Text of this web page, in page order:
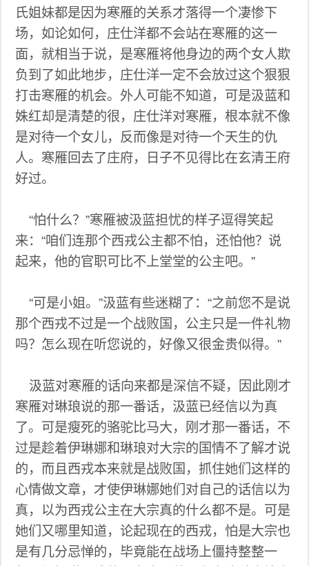
氏姐妹都是因为寒雁的关系才落得一个凄惨下
场，如论如何，庄仕洋都不会站在寒雁的这一
面，就相当于说，是寒雁将他身边的两个女人欺
负到了如此地步，庄仕洋一定不会放过这个狠狠
打击寒雁的机会。外人可能不知道，可是汲蓝和
姝红却是清楚的很，庄仕洋对寒雁，根本就不像
是对待一个女儿，反而像是对待一个天生的仇
人。寒雁回去了庄府，日子不见得比在玄清王府
好过。
“怕什么？”寒雁被汲蓝担忧的样子逗得笑起
来：“咱们连那个西戎公主都不怕，还怕他？说
起来，他的官职可比不上堂堂的公主吧。”
“可是小姐。”汲蓝有些迷糊了：“之前您不是说
那个西戎不过是一个战败国，公主只是一件礼物
吗？怎么现在听您说的，好像又很金贵似得。”
汲蓝对寒雁的话向来都是深信不疑，因此刚才
寒雁对琳琅说的那一番话，汲蓝已经信以为真
了。可是瘦死的骆驼比马大，刚才那一番话，不
过是趁着伊琳娜和琳琅对大宗的国情不了解才说
的，而且西戎本来就是战败国，抓住她们这样的
心情做文章，才使伊琳娜她们对自己的话信以为
真，以为西戎公主在大宗真的什么都不是。可是
她们又哪里知道，论起现在的西戎，怕是大宗也
是有几分忌惮的，毕竟能在战场上僵持整整一